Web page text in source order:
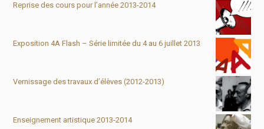
Reprise des cours pour l’année 2013-2014
Exposition 4A Flash – Série limitée du 4 au 6 juillet 2013
Vernissage des travaux d’élèves (2012-2013)
Enseignement artistique 2013-2014